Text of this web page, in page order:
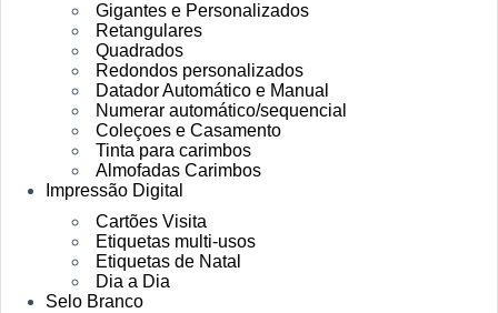
Gigantes e Personalizados
Retangulares
Quadrados
Redondos personalizados
Datador Automático e Manual
Numerar automático/sequencial
Coleçoes e Casamento
Tinta para carimbos
Almofadas Carimbos
Impressão Digital
Cartões Visita
Etiquetas multi-usos
Etiquetas de Natal
Dia a Dia
Selo Branco